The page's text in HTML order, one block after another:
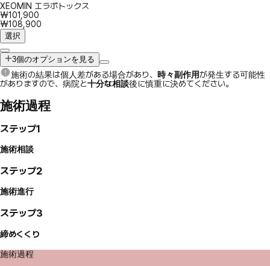
XEOMIN エラボトックス
₩101,900
₩108,900
選択
3個のオプションを見る
施術の結果は個人差がある場合があり、 時々副作用が発生する可能性
がありますので、病院と十分な相談後に慎重に決めてください。
施術過程
ステップ1
施術相談
ステップ2
施術進行
ステップ3
締めくくり
施術過程